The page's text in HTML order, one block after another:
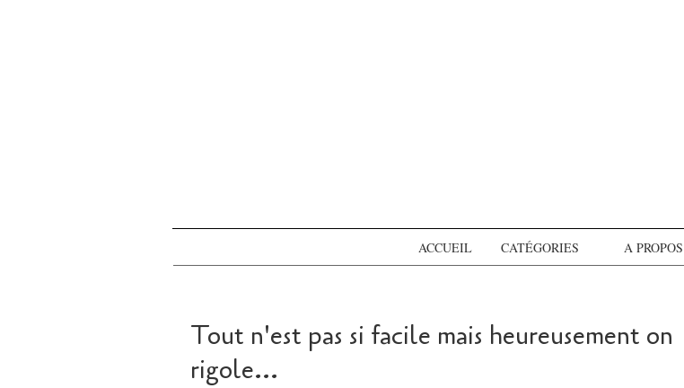
ACCUEIL CATÉGORIES A PROPOS
Tout n'est pas si facile mais heureusement on
rigole...